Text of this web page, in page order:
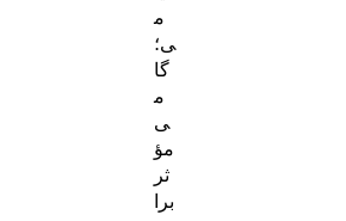
م
ی؛
گا
م
ی
مؤ
ثر
برا